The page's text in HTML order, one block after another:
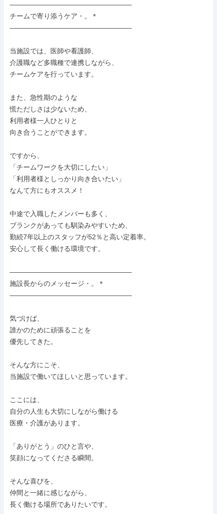
――――――――――――――――――
チームで寄り添うケア・。＊
――――――――――――――――――
当施設では、医師や看護師、
介護職など多職種で連携しながら、
チームケアを行っています。
また、急性期のような
慌ただしさは少ないため、
利用者様一人ひとりと
向き合うことができます。
ですから、
「チームワークを大切にしたい」
「利用者様としっかり向き合いたい」
なんて方にもオススメ！
中途で入職したメンバーも多く、
ブランクがあっても馴染みやすいため、
勤続7年以上のスタッフが52％と高い定着率。
安心して長く働ける環境です。
――――――――――――――――――
施設長からのメッセージ・。＊
――――――――――――――――――
気づけば、
誰かのために頑張ることを
優先してきた。
そんな方にこそ、
当施設で働いてほしいと思っています。
ここには、
自分の人生も大切にしながら働ける
医療・介護があります。
「ありがとう」のひと言や、
笑顔になってくださる瞬間。
そんな喜びを、
仲間と一緒に感じながら、
長く働ける場所でありたいです。